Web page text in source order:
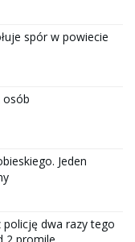
spór w powiecie
osób
Jeden
dwa razy tego